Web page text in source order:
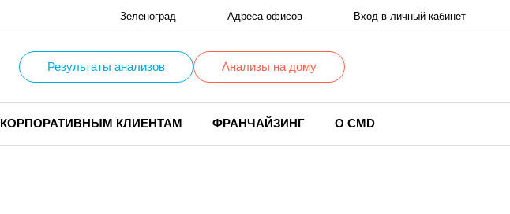
Зеленоград Адреса офисов Вход в личный кабинет
Результаты анализов Анализы на дому
КОРПОРАТИВНЫМ КЛИЕНТАМ ФРАНЧАЙЗИНГ О CMD